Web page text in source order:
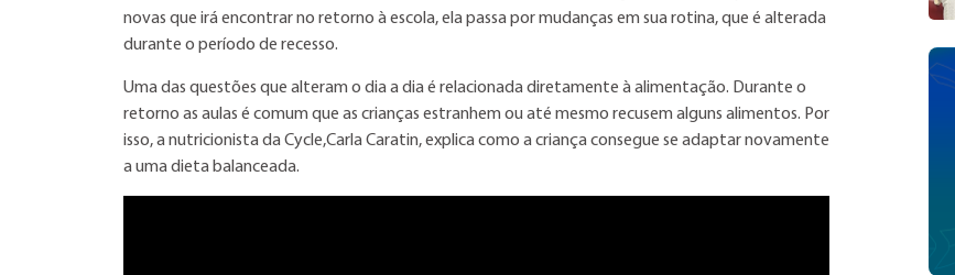
novas que irá encontrar no retorno à escola, ela passa por mudanças em sua rotina, que é alterada
durante o período de recesso.
Uma das questões que alteram o dia a dia é relacionada diretamente à alimentação. Durante o
retorno as aulas é comum que as crianças estranhem ou até mesmo recusem alguns alimentos. Por
isso, a nutricionista da Cycle,Carla Caratin, explica como a criança consegue se adaptar novamente
a uma dieta balanceada.